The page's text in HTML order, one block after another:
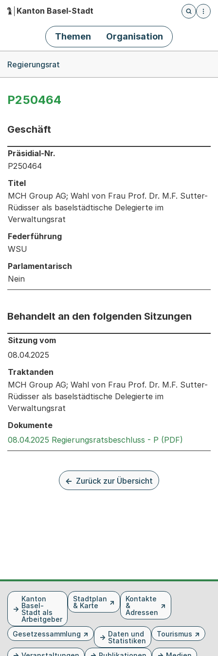
Hauptnavigation
Kanton Basel-Stadt
Öffnet
Themen Organisation
Regierungsrat
P250464
Geschäft
Informationen zum Ausgewählten Geschäft
Präsidial-Nr.
P250464
Titel
MCH Group AG; Wahl von Frau Prof. Dr. M.F. Sutter-
Rüdisser als baselstädtische Delegierte im
Verwaltungsrat
Federführung
WSU
Parlamentarisch
Nein
Behandelt an den folgenden Sitzungen
Behandelt an den folgenden Sitzungen: Informationen
Sitzung vom
08.04.2025
Traktanden
MCH Group AG; Wahl von Frau Prof. Dr. M.F. Sutter-
Rüdisser als baselstädtische Delegierte im
Verwaltungsrat
Dokumente
08.04.2025 Regierungsratsbeschluss - P (PDF)
Zurück zur Übersicht
FusszeileKanton
Basel-
Stadt als
Arbeitgeber
Stadtplan
& Karte
Kontakte
&
Adressen
Gesetzessammlung
Daten und
Statistiken
Tourismus